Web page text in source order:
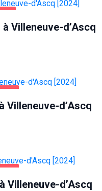
Villeneuve-d’Ascq
Villeneuve-d’Ascq
Villeneuve-d’Ascq